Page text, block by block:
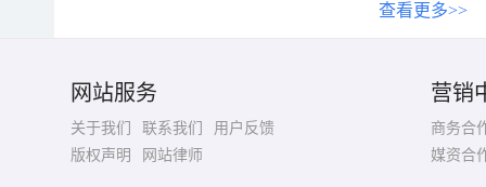
查看更多>>
网站服务
关于我们 联系我们
用户反馈
版权声明
网站律师
营销
商务合
媒资合